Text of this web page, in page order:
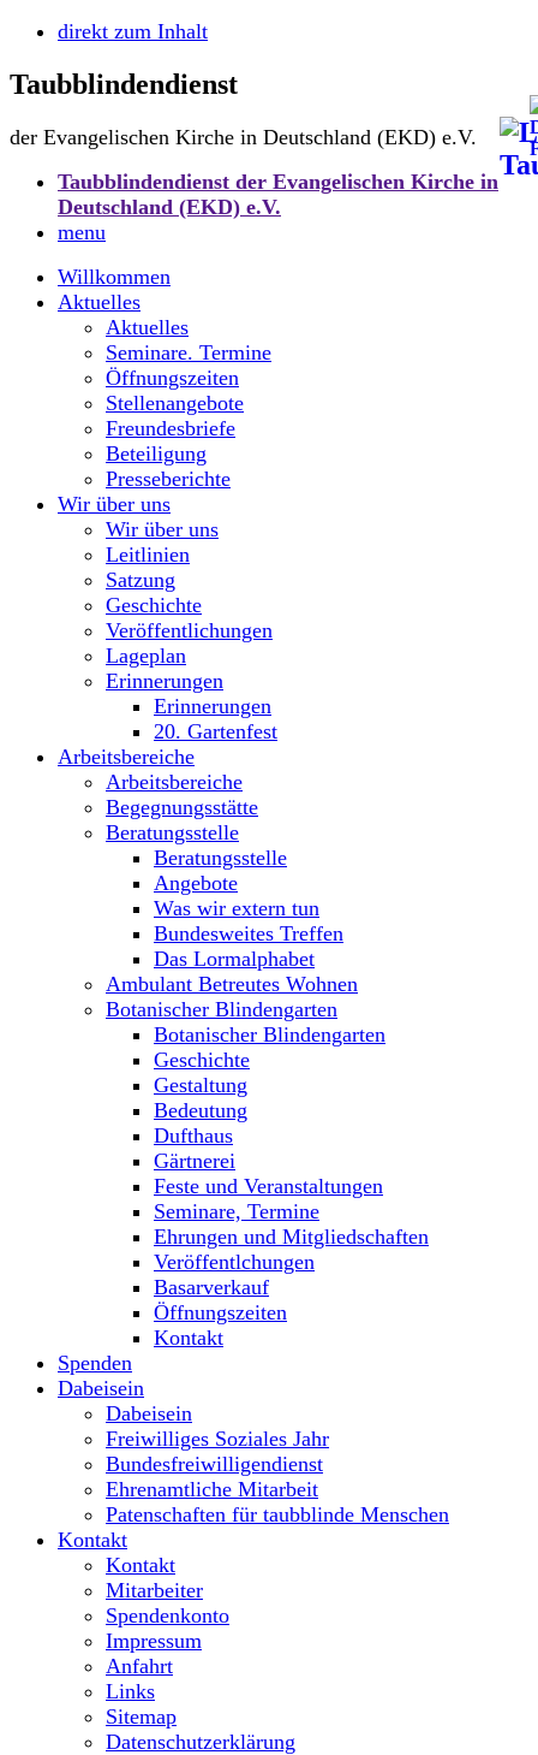
direkt zum Inhalt
Taubblindendienst
der Evangelischen Kirche in Deutschland (EKD) e.V.
Taubblindendienst der Evangelischen Kirche in
Deutschland (EKD) e.V.
menu
Willkommen
Aktuelles
Aktuelles
Seminare. Termine
Öffnungszeiten
Stellenangebote
Freundesbriefe
Beteiligung
Presseberichte
Wir über uns
Wir über uns
Leitlinien
Satzung
Geschichte
Veröffentlichungen
Lageplan
Erinnerungen
Erinnerungen
20. Gartenfest
Arbeitsbereiche
Arbeitsbereiche
Begegnungsstätte
Beratungsstelle
Beratungsstelle
Angebote
Was wir extern tun
Bundesweites Treffen
Das Lormalphabet
Ambulant Betreutes Wohnen
Botanischer Blindengarten
Botanischer Blindengarten
Geschichte
Gestaltung
Bedeutung
Dufthaus
Gärtnerei
Feste und Veranstaltungen
Seminare, Termine
Ehrungen und Mitgliedschaften
Veröffentlchungen
Basarverkauf
Öffnungszeiten
Kontakt
Spenden
Dabeisein
Dabeisein
Freiwilliges Soziales Jahr
Bundesfreiwilligendienst
Ehrenamtliche Mitarbeit
Patenschaften für taubblinde Menschen
Kontakt
Kontakt
Mitarbeiter
Spendenkonto
Impressum
Anfahrt
Links
Sitemap
Datenschutzerklärung